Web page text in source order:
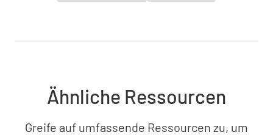
Ähnliche Ressourcen
Greife auf umfassende Ressourcen zu, um